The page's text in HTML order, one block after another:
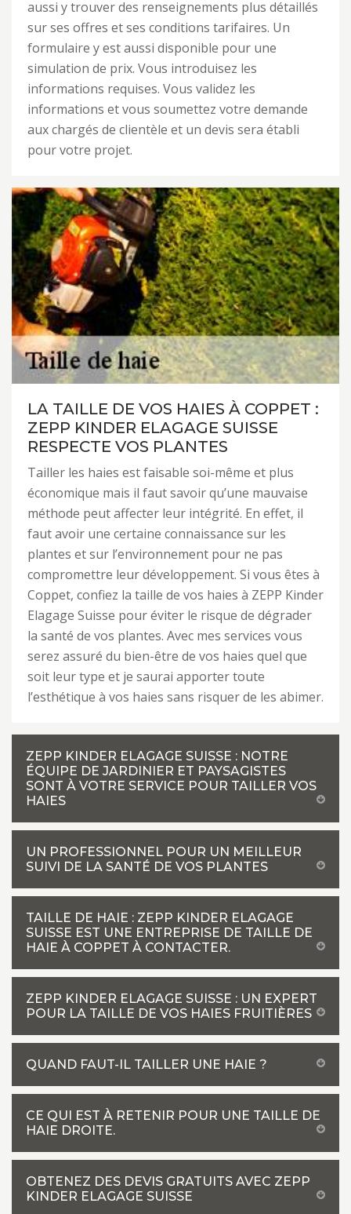
aussi y trouver des renseignements plus détaillés
sur ses offres et ses conditions tarifaires. Un
formulaire y est aussi disponible pour une
simulation de prix. Vous introduisez les
informations requises. Vous validez les
informations et vous soumettez votre demande
aux chargés de clientèle et un devis sera établi
pour votre projet.
LA TAILLE DE VOS HAIES À COPPET :
ZEPP KINDER ELAGAGE SUISSE
RESPECTE VOS PLANTES
Tailler les haies est faisable soi-même et plus
économique mais il faut savoir qu’une mauvaise
méthode peut affecter leur intégrité. En effet, il
faut avoir une certaine connaissance sur les
plantes et sur l’environnement pour ne pas
compromettre leur développement. Si vous êtes à
Coppet, confiez la taille de vos haies à ZEPP Kinder
Elagage Suisse pour éviter le risque de dégrader
la santé de vos plantes. Avec mes services vous
serez assuré du bien-être de vos haies quel que
soit leur type et je saurai apporter toute
l’esthétique à vos haies sans risquer de les abimer.
ZEPP KINDER ELAGAGE SUISSE : NOTRE
ÉQUIPE DE JARDINIER ET PAYSAGISTES
SONT À VOTRE SERVICE POUR TAILLER VOS
HAIES
UN PROFESSIONNEL POUR UN MEILLEUR
SUIVI DE LA SANTÉ DE VOS PLANTES
TAILLE DE HAIE : ZEPP KINDER ELAGAGE
SUISSE EST UNE ENTREPRISE DE TAILLE DE
HAIE À COPPET À CONTACTER.
ZEPP KINDER ELAGAGE SUISSE : UN EXPERT
POUR LA TAILLE DE VOS HAIES FRUITIÈRES
QUAND FAUT-IL TAILLER UNE HAIE ?
CE QUI EST À RETENIR POUR UNE TAILLE DE
HAIE DROITE.
OBTENEZ DES DEVIS GRATUITS AVEC ZEPP
KINDER ELAGAGE SUISSE